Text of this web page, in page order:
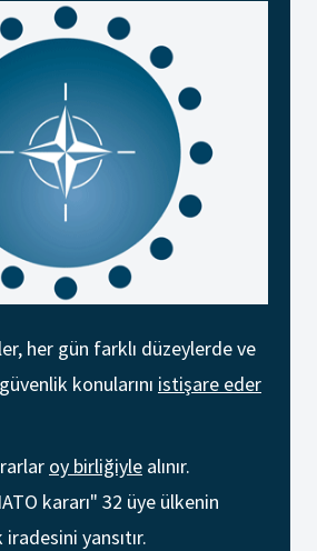
her gün farklı düzeylerde ve
konularını istişare eder
oy birliğiyle alınır.
kararı" 32 üye ülkenin
yansıtır.